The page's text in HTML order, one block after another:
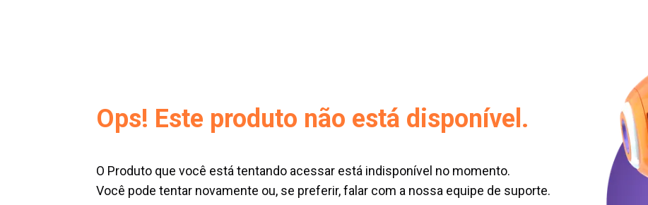
Ops! Este produto não está disponível.
O Produto que você está tentando acessar está indisponível no momento.
Você pode tentar novamente ou, se preferir, falar com a nossa equipe de suporte.